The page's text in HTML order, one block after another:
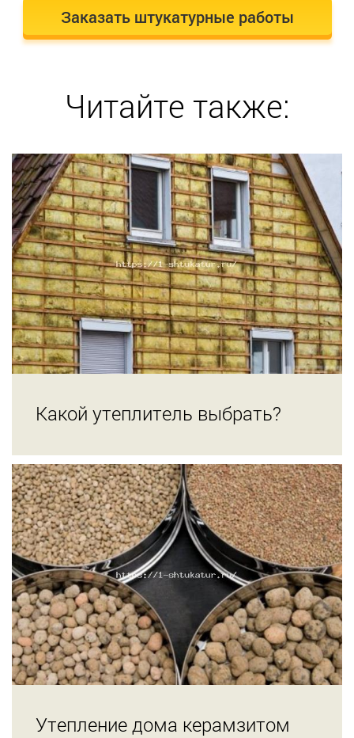
Заказать штукатурные работы
Читайте также:
Какой утеплитель выбрать?
Утепление дома керамзитом